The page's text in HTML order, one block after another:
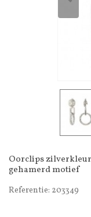
Oorclips
gehamerd motief
Referentie: 203349